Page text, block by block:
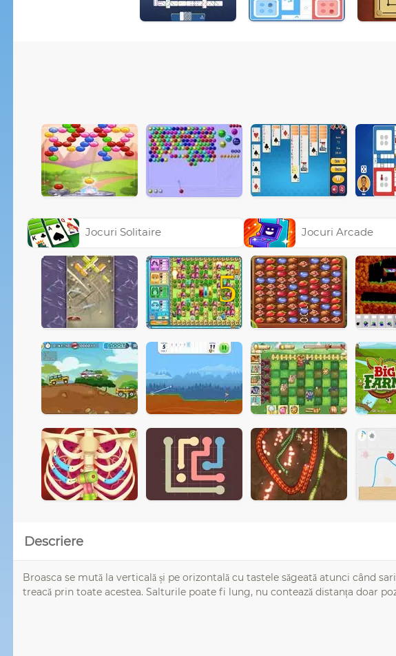
Jocuri Solitaire Jocuri Arcade
5
Descriere
Broasca se mută la verticală și pe orizontală cu tastele săgeată atunci când
treacă prin toate acestea. Salturile poate fi lung, nu contează distanța doar